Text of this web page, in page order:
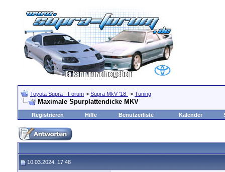
Toyota Supra - Forum > Supra MkV '18- > Tuning
Maximale Spurplattendicke MKV
Registrieren Hilfe Benutzerliste Kalender
10.03.2024, 17:48